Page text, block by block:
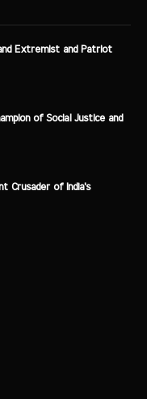
Extremist and Patriot
of Social Justice and
Crusader of India's